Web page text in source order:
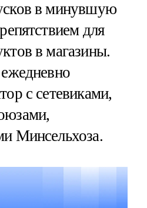
в минувшую
для
в магазины.
с сетевиками,
Минсельхоза.